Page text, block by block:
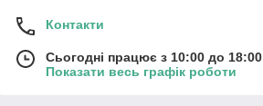
Контакти
Сьогодні працює з 10:00 до 18:00
Показати весь графік роботи